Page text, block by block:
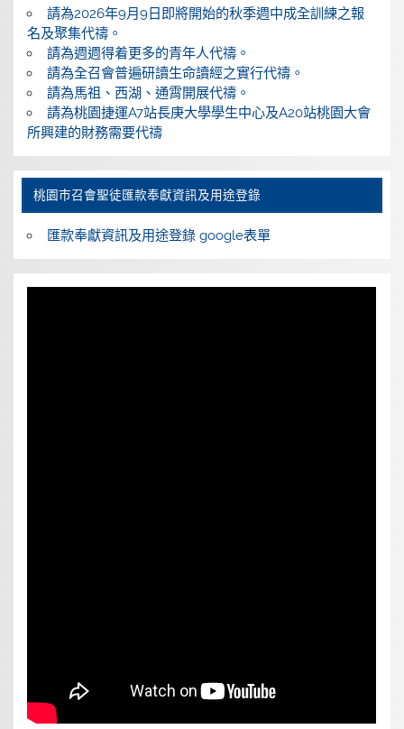
請為2026年9月9日即將開始的秋季週中成全訓練之報
名及聚集代禱。
請為週週得着更多的青年人代禱。
請為全召會普遍研讀生命讀經之實行代禱。
請為馬祖、西湖、通霄開展代禱。
請為桃園捷運A7站長庚大學學生中心及A20站桃園大會
所興建的財務需要代禱
桃園巿召會聖徒匯款奉獻資訊及用途登錄
匯款奉獻資訊及用途登錄 google表單